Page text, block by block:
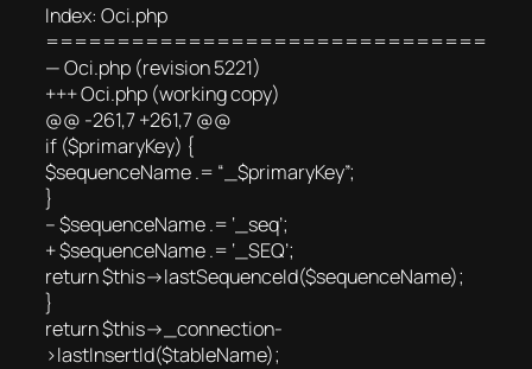
Index: Oci.php
===============================
— Oci.php (revision 5221)
+++ Oci.php (working copy)
@@ -261,7 +261,7 @@
if ($primaryKey) {
$sequenceName .= “_$primaryKey”;
}
– $sequenceName .= ‘_seq’;
+ $sequenceName .= ‘_SEQ’;
return $this->lastSequenceId($sequenceName);
}
return $this->_connection-
>lastInsertId($tableName);